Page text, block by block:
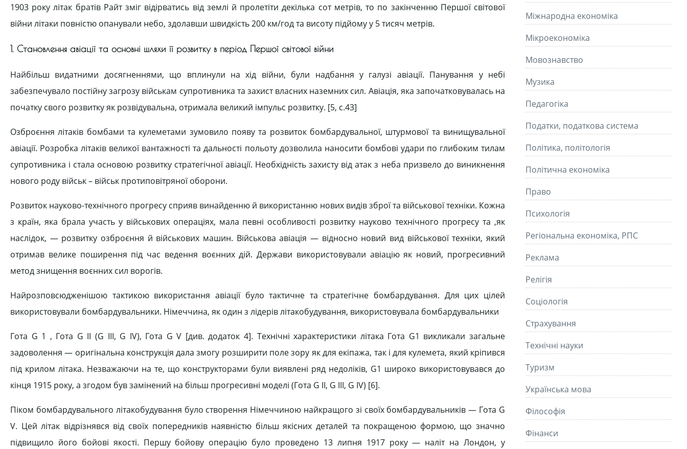
1903 року літак братів Райт зміг відірватись від землі й пролетіти декілька сот метрів, то по закінченню Першої світової
війни літаки повністю опанували небо, здолавши швидкість 200 км/год та висоту підйому у 5 тисяч метрів.
1. Становлення авіації та основні шляхи її розвитку в період Першої світової війни
Найбільш видатними досягненнями, що вплинули на хід війни, були надбання у галузі авіації. Панування у небі
забезпечувало постійну загрозу військам супротивника та захист власних наземних сил. Авіація, яка започатковувалась на
початку свого розвитку як розвідувальна, отримала великий імпульс розвитку. [5, c.43]
Озброєння літаків бомбами та кулеметами зумовило появу та розвиток бомбардувальної, штурмової та винищувальної
авіації. Розробка літаків великої вантажності та дальності польоту дозволила наносити бомбові удари по глибоким тилам
супротивника і стала основою розвитку стратегічної авіації. Необхідність захисту від атак з неба призвело до виникнення
нового роду військ – військ протиповітряної оборони.
Розвиток науково-технічного прогресу сприяв винайденню й використанню нових видів зброї та військової техніки. Кожна
з країн, яка брала участь у військових операціях, мала певні особливості розвитку науково технічного прогресу та ,як
наслідок, — розвитку озброєння й військових машин. Військова авіація — відносно новий вид військової техніки, який
отримав велике поширення під час ведення воєнних дій. Держави використовували авіацію як новий, прогресивний
метод знищення воєнних сил ворогів.
Найрозповсюдженішою тактикою використання авіації було тактичне та стратегічне бомбардування. Для цих цілей
використовували бомбардувальники. Німеччина, як один з лідерів літакобудування, використовувала бомбардувальники
Гота G 1 , Гота G II (G III, G IV), Гота G V [див. додаток 4]. Технічні характеристики літака Гота G1 викликали загальне
задоволення — оригінальна конструкція дала змогу розширити поле зору як для екіпажа, так і для кулемета, який кріпився
під крилом літака. Незважаючи на те, що конструкторами були виявлені ряд недоліків, G1 широко використовувався до
кінця 1915 року, а згодом був замінений на більш прогресивні моделі (Гота G II, G III, G IV) [6].
Піком бомбардувального літакобудування було створення Німеччиною найкращого зі своїх бомбардувальників — Гота G
V. Цей літак відрізнявся від своїх попередників наявністю більш якісних деталей та покращеною формою, що значно
підвищило його бойові якості. Першу бойову операцію було проведено 13 липня 1917 року — наліт на Лондон, у
Міжнародна економіка
Мікроекономіка
Мовознавство
Музика
Педагогіка
Податки, податкова система
Політика, політологія
Політична економіка
Право
Психологія
Регіональна економіка, РПС
Реклама
Релігія
Соціологія
Страхування
Технічні науки
Туризм
Українська мова
Філософія
Фінанси